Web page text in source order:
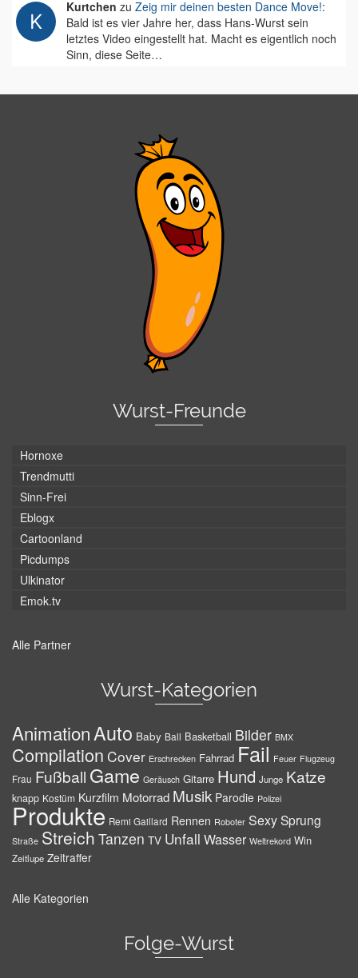
Kurtchen zu Zeig mir deinen besten Dance Move!:
Bald ist es vier Jahre her, dass Hans-Wurst sein
letztes Video eingestellt hat. Macht es eigentlich noch
Sinn, diese Seite…
Wurst-Freunde
Hornoxe
Trendmutti
Sinn-Frei
Eblogx
Cartoonland
Picdumps
Ulkinator
Emok.tv
Alle Partner
Wurst-Kategorien
AnimationAuto Baby Ball Basketball Bilder BMX
Compilation Cover Erschrecken Fahrrad Fail Feuer Flugzeug
Frau Fußball Game Geräusch Gitarre Hund Junge Katze
knapp Kostüm Kurzfilm Motorrad Musik Parodie Polizei
Produkte Remi Gaillard Rennen Roboter SexySprung
Straße Streich Tanzen TV Unfall Wasser Weltrekord Win
Zeitlupe Zeitraffer
Alle Kategorien
Folge-Wurst